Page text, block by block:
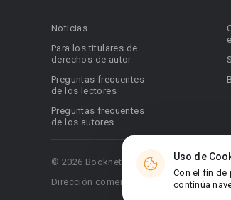
Uso de
Con el fin de
continúa
Noticias
Para los titulares de
derechos de autor
Preguntas frecuentes
de los lectores
Preguntas frecuentes
de los autores
© 2026 Booknet. Todos los derechos
Dirección comercial: Griva Digeni 51,